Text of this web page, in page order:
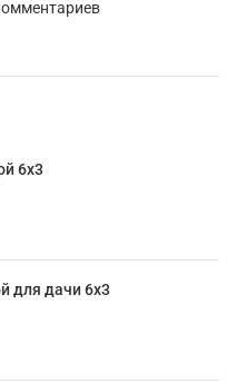
6х3
для дачи 6х3